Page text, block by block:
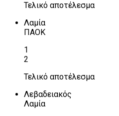
Τελικό αποτέλεσμα
Λαμία
ΠΑΟΚ
1
2
Τελικό αποτέλεσμα
Λεβαδειακός
Λαμία